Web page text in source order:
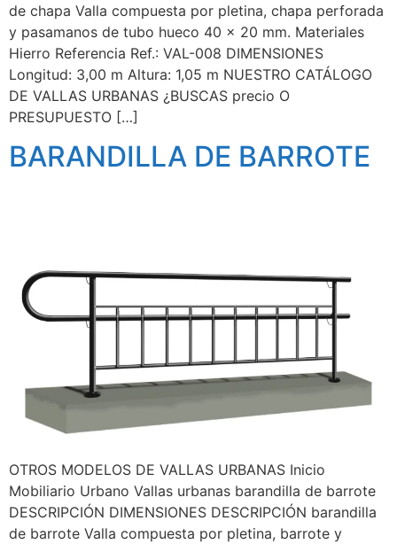
de chapa Valla compuesta por pletina, chapa perforada
y pasamanos de tubo hueco 40 x 20 mm. Materiales
Hierro Referencia Ref.: VAL-008 DIMENSIONES
Longitud: 3,00 m Altura: 1,05 m NUESTRO CATÁLOGO
DE VALLAS URBANAS ¿BUSCAS precio O
PRESUPUESTO […]
BARANDILLA DE BARROTE
OTROS MODELOS DE VALLAS URBANAS Inicio
Mobiliario Urbano Vallas urbanas barandilla de barrote
DESCRIPCIÓN DIMENSIONES DESCRIPCIÓN barandilla
de barrote Valla compuesta por pletina, barrote y